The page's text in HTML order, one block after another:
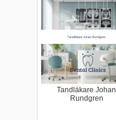
Tandläkare Johan
Rundgren